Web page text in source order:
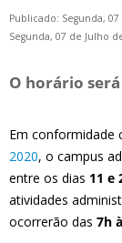
Publicado: Segunda,
Segunda, 07 de Julho
O horário
Em conformidade
2020, o campus
entre os dias 11 e
atividades
ocorrerão das 7h